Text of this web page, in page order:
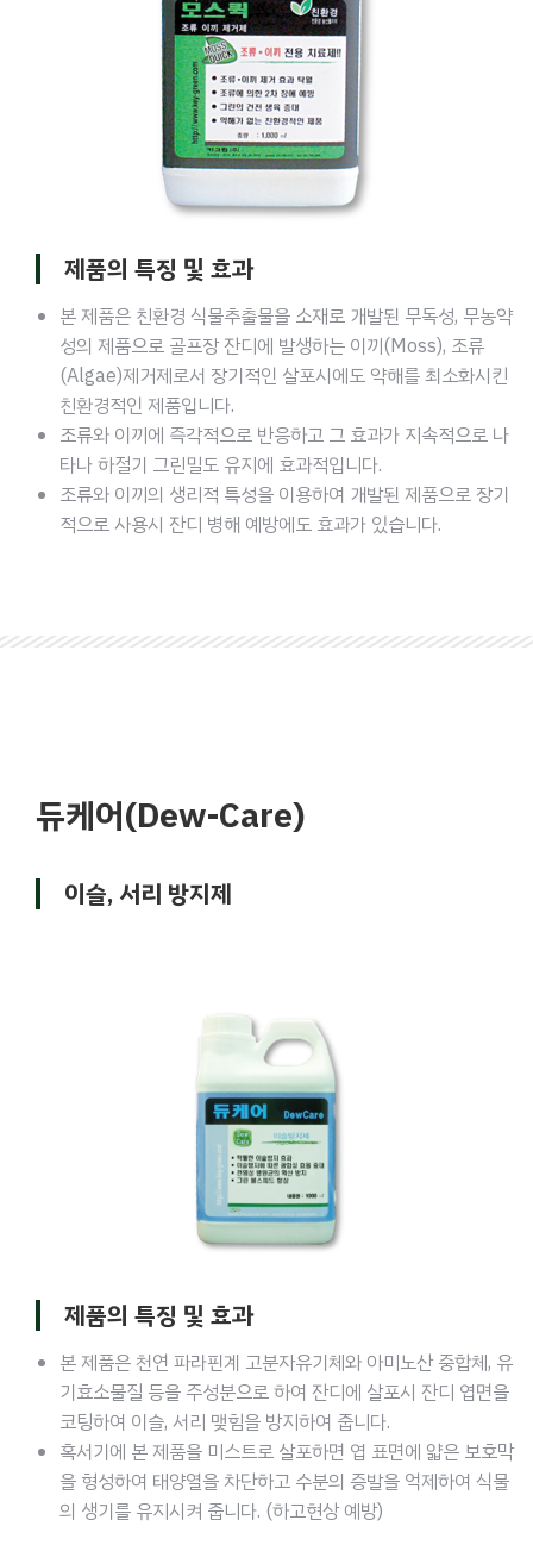
제품의 특징 및 효과
본 제품은 친환경 식물추출물을 소재로 개발된 무독성, 무농약
성의 제품으로 골프장 잔디에 발생하는 이끼(Moss), 조류
(Algae)제거제로서 장기적인 살포시에도 약해를 최소화시킨
친환경적인 제품입니다.
조류와 이끼에 즉각적으로 반응하고 그 효과가 지속적으로 나
타나 하절기 그린밀도 유지에 효과적입니다.
조류와 이끼의 생리적 특성을 이용하여 개발된 제품으로 장기
적으로 사용시 잔디 병해 예방에도 효과가 있습니다.
듀케어(Dew-Care)
이슬, 서리 방지제
제품의 특징 및 효과
본 제품은 천연 파라핀계 고분자유기체와 아미노산 중합체, 유
기효소물질 등을 주성분으로 하여 잔디에 살포시 잔디 엽면을
코팅하여 이슬, 서리 맺힘을 방지하여 줍니다.
혹서기에 본 제품을 미스트로 살포하면 엽 표면에 얇은 보호막
을 형성하여 태양열을 차단하고 수분의 증발을 억제하여 식물
의 생기를 유지시켜 줍니다. (하고현상 예방)